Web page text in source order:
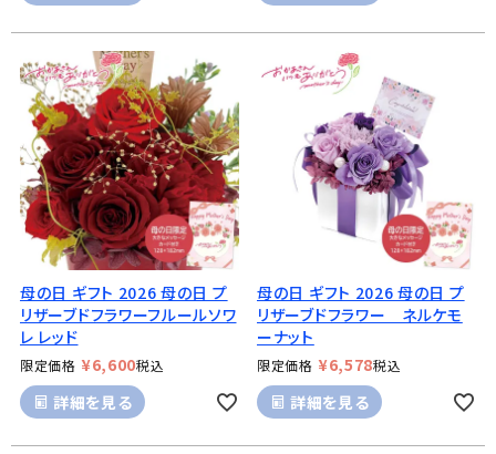
母の日 ギフト 2026 母の日 プ
リザーブドフラワーフルールソワ
レ レッド
限定価格 ¥6,600税込
詳細を見る
母の日 ギフト 2026 母の日 プ
リザーブドフラワー ネルケモ
ーナット
限定価格 ¥6,578税込
詳細を見る